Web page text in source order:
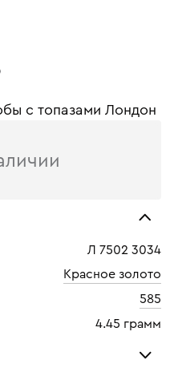
c топазами Лондон
Л 7502 3034
Красное золото
585
4.45 грамм